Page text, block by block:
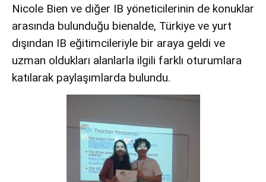
Nicole Bien ve diğer IB yöneticilerinin de konuklar
arasında bulunduğu bienalde, Türkiye ve yurt
dışından IB eğitimcileriyle bir araya geldi ve
uzman oldukları alanlarla ilgili farklı oturumlara
katılarak paylaşımlarda bulundu.